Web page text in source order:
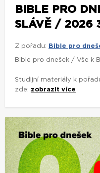
BIBLE PRO
SLÁVĚ / 2026
Z pořadu: Bible pro
Bible pro dnešek / Vše k
Studijní materiály k
zde: zobrazit více